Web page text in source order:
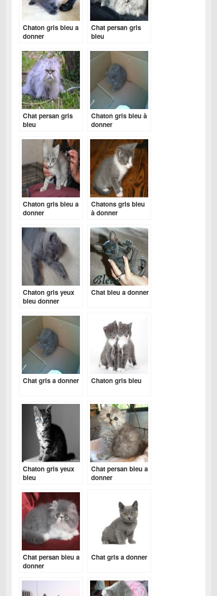
Chaton gris bleu a
donner
Chat persan gris
bleu
Chat persan gris
bleu
Chaton gris bleu à
donner
Chaton gris bleu a
donner
Chatons gris bleu
à donner
Chaton gris yeux
bleu donner
Chat bleu a donner
Chat gris a donner Chaton gris bleu
Chaton gris yeux
bleu
Chat persan bleu a
donner
Chat persan bleu a
donner
Chat gris a donner